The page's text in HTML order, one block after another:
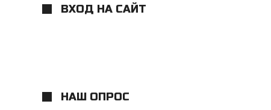
ВХОД НА САЙТ
НАШ ОПРОС